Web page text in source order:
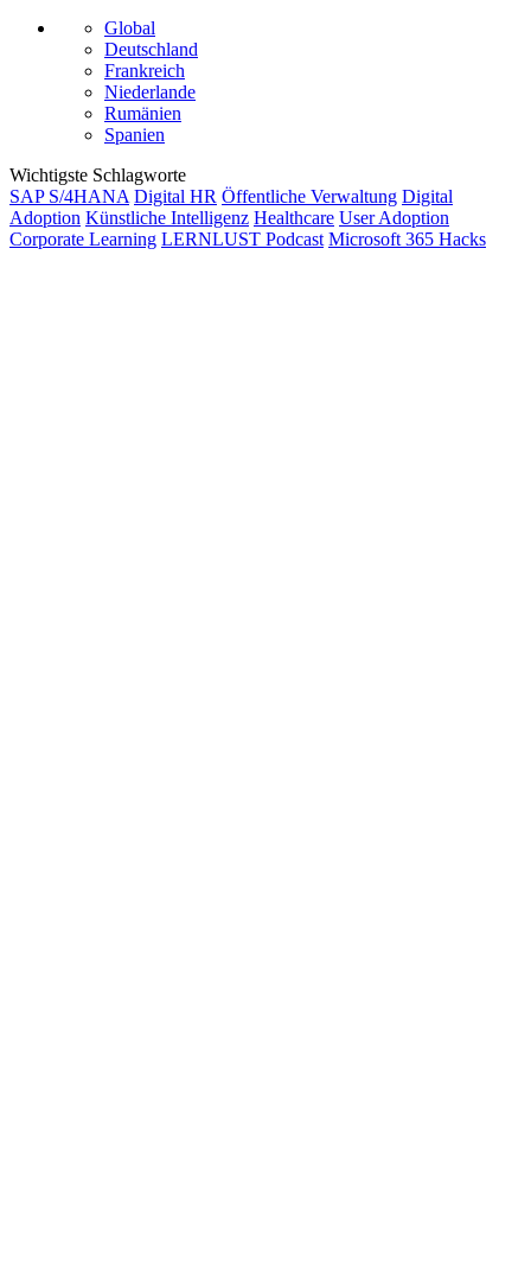
Global
Deutschland
Frankreich
Niederlande
Rumänien
Spanien
Wichtigste Schlagworte
SAP S/4HANA Digital HR Öffentliche Verwaltung Digital
Adoption Künstliche Intelligenz Healthcare User Adoption
Corporate Learning LERNLUST Podcast Microsoft 365 Hacks